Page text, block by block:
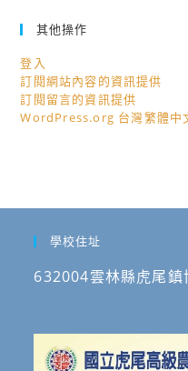
其他操作
登入
訂閱網站內容的資訊提供
訂閱留言的資訊提供
WordPress.org 台灣繁體中
學校住址
632004雲林縣虎尾鎮